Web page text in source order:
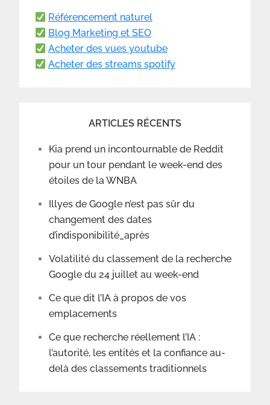
Référencement naturel
Blog Marketing et SEO
Acheter des vues youtube
Acheter des streams spotify
ARTICLES RÉCENTS
Kia prend un incontournable de Reddit
pour un tour pendant le week-end des
étoiles de la WNBA
Illyes de Google n’est pas sûr du
changement des dates
d’indisponibilité_après
Volatilité du classement de la recherche
Google du 24 juillet au week-end
Ce que dit l’IA à propos de vos
emplacements
Ce que recherche réellement l’IA :
l’autorité, les entités et la confiance au-
delà des classements traditionnels